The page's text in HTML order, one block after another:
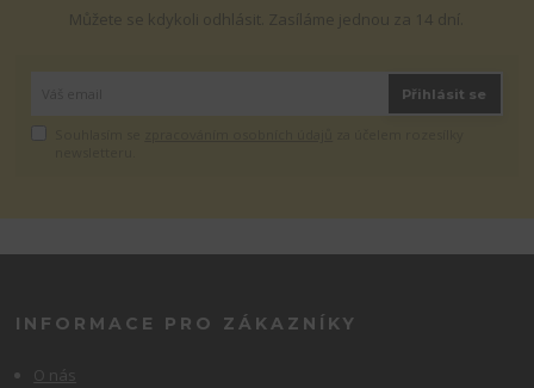
Můžete se kdykoli odhlásit. Zasíláme jednou za 14 dní.
Přihlásit se
INFORMACE PRO ZÁKAZNÍKY
O nás